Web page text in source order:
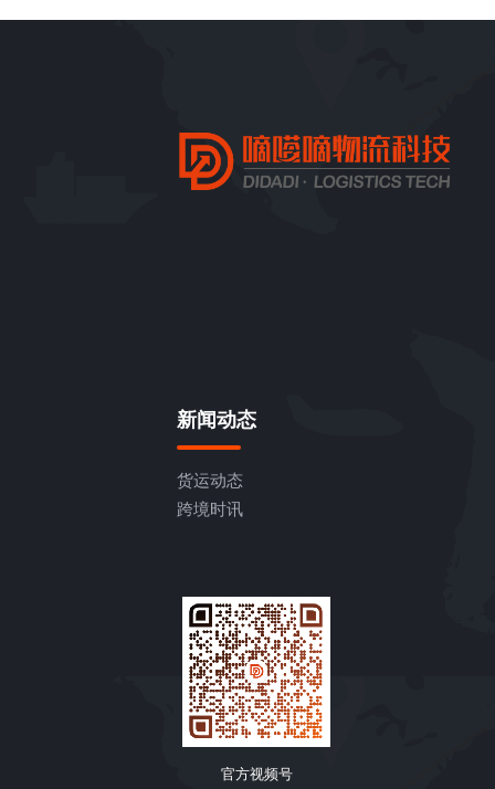
新闻动态
货运动态
跨境时讯
官方视频号